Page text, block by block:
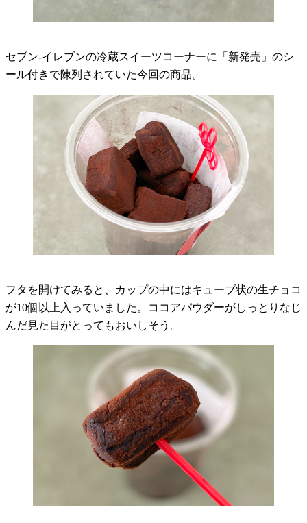
セブン-イレブンの冷蔵スイーツコーナーに「新発売」のシ
ール付きで陳列されていた今回の商品。
フタを開けてみると、カップの中にはキューブ状の生チョコ
が10個以上入っていました。ココアパウダーがしっとりなじ
んだ見た目がとってもおいしそう。